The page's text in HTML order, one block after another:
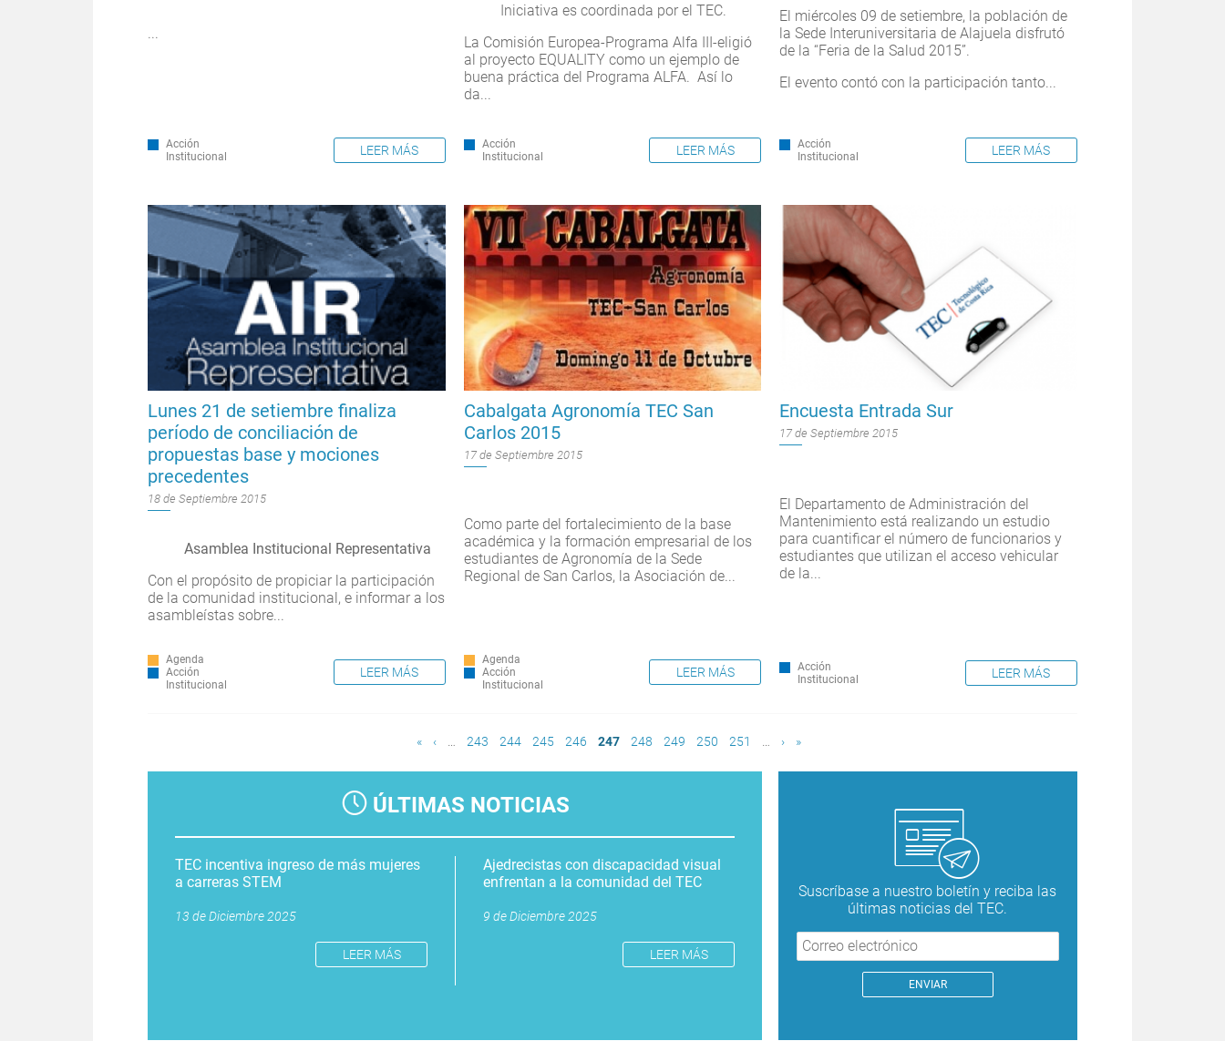
...
Acción
Institucional
LEER MÁS
Iniciativa es coordinada por el TEC.
La Comisión Europea-Programa Alfa III-eligió
al proyecto EQUALITY como un ejemplo de
buena práctica del Programa ALFA. Así lo
da...
Acción
Institucional
LEER MÁS
El miércoles 09 de setiembre, la población de
la Sede Interuniversitaria de Alajuela disfrutó
de la “Feria de la Salud 2015”.
El evento contó con la participación tanto...
Acción
Institucional
LEER MÁS
Lunes 21 de setiembre finaliza
período de conciliación de
propuestas base y mociones
precedentes
18 de Septiembre 2015
Asamblea Institucional Representativa
Con el propósito de propiciar la participación
de la comunidad institucional, e informar a los
asambleístas sobre...
Agenda
Acción
Institucional
LEER MÁS
Cabalgata Agronomía TEC San
Carlos 2015
17 de Septiembre 2015
Como parte del fortalecimiento de la base
académica y la formación empresarial de los
estudiantes de Agronomía de la Sede
Regional de San Carlos, la Asociación de...
Agenda
Acción
Institucional
LEER MÁS
Encuesta Entrada Sur
17 de Septiembre 2015
El Departamento de Administración del
Mantenimiento está realizando un estudio
para cuantificar el número de funcionarios y
estudiantes que utilizan el acceso vehicular
de la...
Acción
Institucional
LEER MÁS
« ‹ … 243 244 245 246 247 248 249 250 251 … › »
ÚLTIMAS NOTICIAS
TEC incentiva ingreso de más mujeres
a carreras STEM
13 de Diciembre 2025
LEER MÁS
Ajedrecistas con discapacidad visual
enfrentan a la comunidad del TEC
9 de Diciembre 2025
LEER MÁS
Suscríbase a nuestro boletín y reciba las
últimas noticias del TEC.